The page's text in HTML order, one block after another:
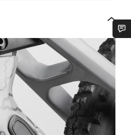
helpen je graag bij al je vragen.
Start Chat
Sluiten